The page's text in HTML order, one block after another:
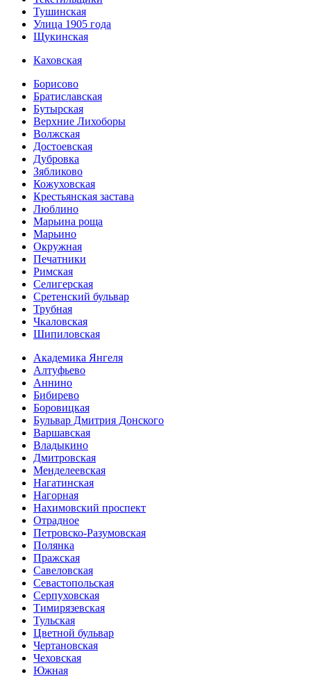
Тушинская
Улица 1905 года
Щукинская
Каховская
Борисово
Братиславская
Бутырская
Верхние Лихоборы
Волжская
Достоевская
Дубровка
Зябликово
Кожуховская
Крестьянская застава
Люблино
Марьина роща
Марьино
Окружная
Печатники
Римская
Селигерская
Сретенский бульвар
Трубная
Чкаловская
Шипиловская
Академика Янгеля
Алтуфьево
Аннино
Бибирево
Боровицкая
Бульвар Дмитрия Донского
Варшавская
Владыкино
Дмитровская
Менделеевская
Нагатинская
Нагорная
Нахимовский проспект
Отрадное
Петровско-Разумовская
Полянка
Пражская
Савеловская
Севасто­польская
Серпуховская
Тимирязевская
Тульская
Цветной бульвар
Чертановская
Чеховская
Южная